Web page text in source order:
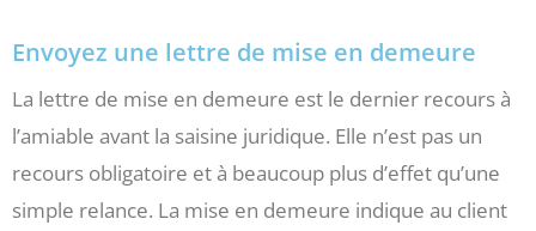
Envoyez une lettre de mise en demeure
La lettre de mise en demeure est le dernier recours à
l’amiable avant la saisine juridique. Elle n’est pas un
recours obligatoire et à beaucoup plus d’effet qu’une
simple relance. La mise en demeure indique au client